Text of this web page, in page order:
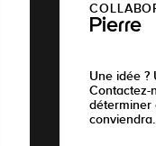
Pierre
Une idée ?
Contactez-
déterminer
conviendra.